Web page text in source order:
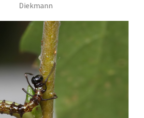
Diekmann